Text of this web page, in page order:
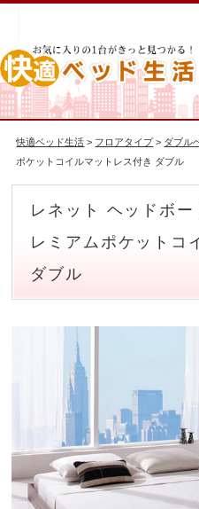
快適ベッド生活 > フロアタイプ > ダブル
ポケットコイルマットレス付き ダブル
レネット ヘッドボ
レミアムポケットコ
ダブル